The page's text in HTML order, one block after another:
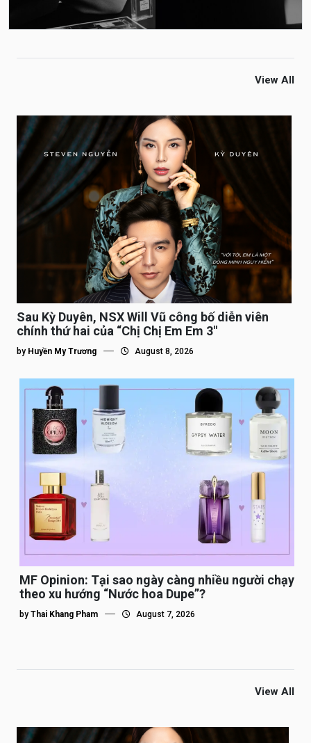
View All
Sau Kỳ Duyên, NSX Will Vũ công bố diễn viên
chính thứ hai của “Chị Chị Em Em 3″
by Huyền My Trương August 8, 2026
MF Opinion: Tại sao ngày càng nhiều người chạy
theo xu hướng “Nước hoa Dupe”?
by Thai Khang Pham August 7, 2026
View All